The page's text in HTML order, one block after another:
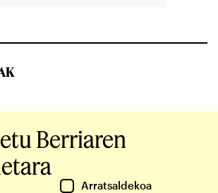
Berriaren
Arratsaldekoa